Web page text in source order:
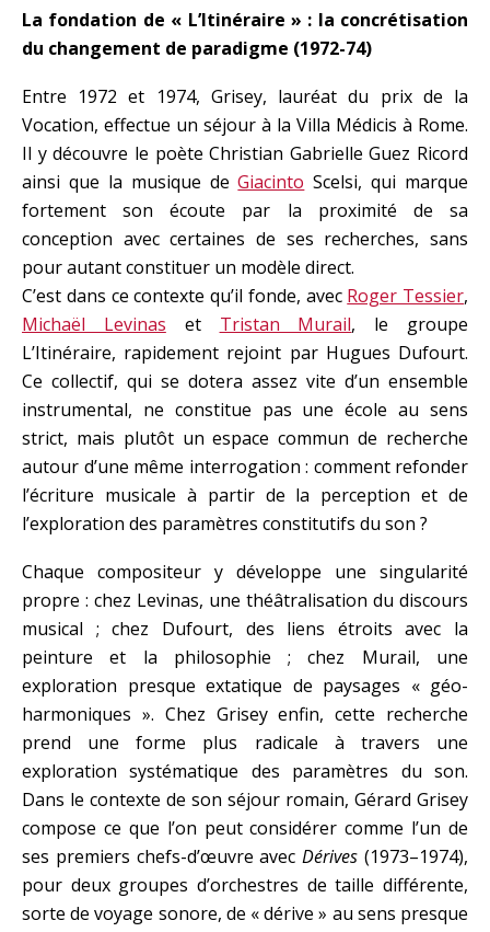
La fondation de « L’Itinéraire » : la concrétisation
du changement de paradigme (1972-74)
Entre 1972 et 1974, Grisey, lauréat du prix de la
Vocation, effectue un séjour à la Villa Médicis à Rome.
Il y découvre le poète Christian Gabrielle Guez Ricord
ainsi que la musique deGiacinto Scelsi, qui marque
fortement son écoute par la proximité de sa
conception avec certaines de ses recherches, sans
pour autant constituer un modèle direct.
C’est dans ce contexte qu’il fonde, avec Roger Tessier,
Michaël Levinas et Tristan Murail, le groupe
L’Itinéraire, rapidement rejoint par Hugues Dufourt.
Ce collectif, qui se dotera assez vite d’un ensemble
instrumental, ne constitue pas une école au sens
strict, mais plutôt un espace commun de recherche
autour d’une même interrogation : comment refonder
l’écriture musicale à partir de la perception et de
l’exploration des paramètres constitutifs du son ?
Chaque compositeur y développe une singularité
propre : chez Levinas, une théâtralisation du discours
musical ; chez Dufourt, des liens étroits avec la
peinture et la philosophie ; chez Murail, une
exploration presque extatique de paysages « géo-
harmoniques ». Chez Grisey enfin, cette recherche
prend une forme plus radicale à travers une
exploration systématique des paramètres du son.
Dans le contexte de son séjour romain, Gérard Grisey
compose ce que l’on peut considérer comme l’un de
ses premiers chefs-d’œuvre avecDérives (1973–1974),
pour deux groupes d’orchestres de taille différente,
sorte de voyage sonore, de « dérive » au sens presque